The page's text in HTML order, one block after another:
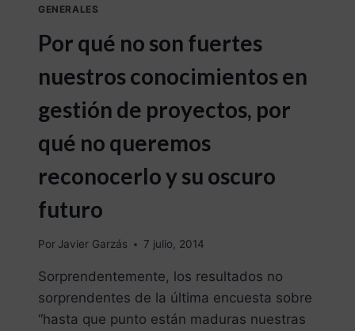
GENERALES
Por qué no son fuertes
nuestros conocimientos en
gestión de proyectos, por
qué no queremos
reconocerlo y su oscuro
futuro
Por Javier Garzás 7 julio, 2014
Sorprendentemente, los resultados no
sorprendentes de la última encuesta sobre
“hasta que punto están maduras nuestras